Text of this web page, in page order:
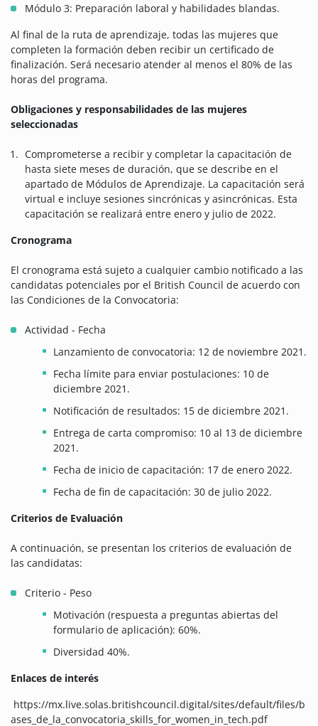
Módulo 3: Preparación laboral y habilidades blandas.
Al final de la ruta de aprendizaje, todas las mujeres que
completen la formación deben recibir un certificado de
finalización. Será necesario atender al menos el 80% de las
horas del programa.
Obligaciones y responsabilidades de las mujeres
seleccionadas
Comprometerse a recibir y completar la capacitación de
hasta siete meses de duración, que se describe en el
apartado de Módulos de Aprendizaje. La capacitación será
virtual e incluye sesiones sincrónicas y asincrónicas. Esta
capacitación se realizará entre enero y julio de 2022.
Cronograma
El cronograma está sujeto a cualquier cambio notificado a las
candidatas potenciales por el British Council de acuerdo con
las Condiciones de la Convocatoria:
Actividad - Fecha
Lanzamiento de convocatoria: 12 de noviembre 2021.
Fecha límite para enviar postulaciones: 10 de
diciembre 2021.
Notificación de resultados: 15 de diciembre 2021.
Entrega de carta compromiso: 10 al 13 de diciembre
2021.
Fecha de inicio de capacitación: 17 de enero 2022.
Fecha de fin de capacitación: 30 de julio 2022.
Criterios de Evaluación
A continuación, se presentan los criterios de evaluación de
las candidatas:
Criterio - Peso
Motivación (respuesta a preguntas abiertas del
formulario de aplicación): 60%.
Diversidad 40%.
Enlaces de interés
https://mx.live.solas.britishcouncil.digital/sites/default/files/b
ases_de_la_convocatoria_skills_for_women_in_tech.pdf